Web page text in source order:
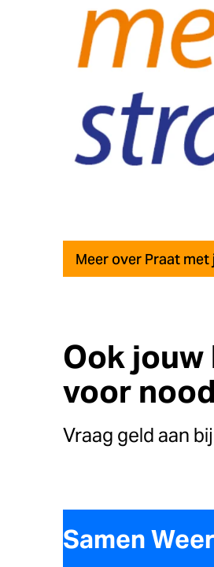
Meer over Praat
Ook
voor
Vraag geld aan
Samen